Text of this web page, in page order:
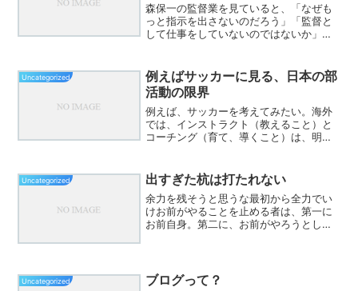
森保一の監督業を見ていると、「なぜも
っと指示を出さないのだろう」「監督と
して仕事をしていないのではないか」と
ってきた文化の影響ではないだろうか。
日本では、学制以来、およ...
Uncategorized
例えばサッカーに見る、日本の部
活動の限界
例えば、サッカーを考えてみたい。海外
では、インストラクト（教えること）と
コーチング（育て、導くこと）は、明確
る。戦術を教える人がいる。技術を磨く
人がいる。心理面や成長段...
Uncategorized 出すぎた杭は打たれない
余力を残そうと思うな最初から全力でい
けお前がやることを止める者は、第一に
お前自身。第二に、お前がやろうとした
たことと思い込んでるやつ...
Uncategorized ブログって？